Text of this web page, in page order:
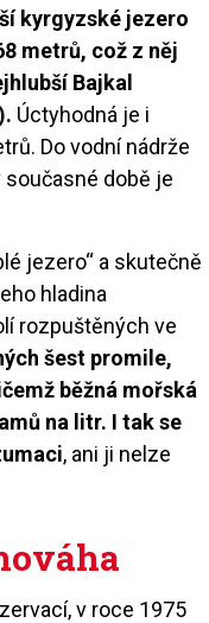
kyrgyzské jezero
metrů, což z něj
Bajkal
Úctyhodná je i
Do vodní nádrže
době je
jezero“ a skutečně
hladina
rozpuštěných ve
šest promile,
běžná mořská
na litr. I tak se
, ani ji nelze
v roce 1975